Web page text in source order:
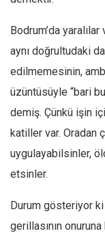
Bodrum’da
aynı doğrultudaki
edilmemesinin,
üzüntüsüyle “bari
demiş. Çünkü işin
katiller var. Oradan
uygulayabilsinler,
etsinler.
Durum gösteriyor
gerillasının